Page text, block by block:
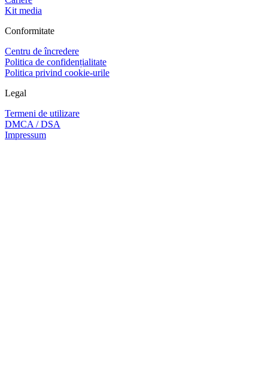
Kit media
Conformitate
Centru de încredere
Politica de confidențialitate
Politica privind cookie-urile
Legal
Termeni de utilizare
DMCA / DSA
Impressum